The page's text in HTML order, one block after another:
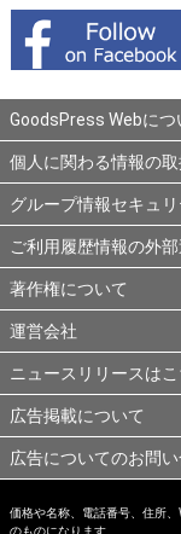
GoodsPress Webにつ
個人に関わる情報の
グループ情報セキュ
ご利用履歴情報の外
著作権について
運営会社
ニュースリリースは
広告掲載について
広告についてのお問
価格や名称、電話番号、住所